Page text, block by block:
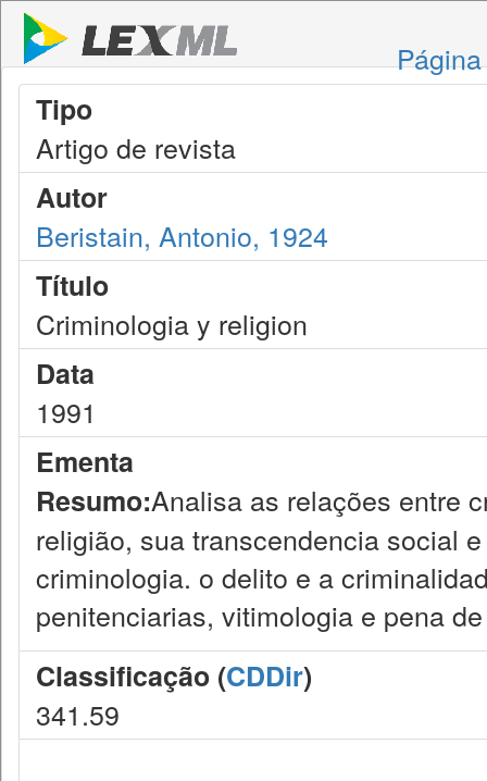
Tipo
Artigo de revista
Autor
Beristain, Antonio, 1924
Título
Criminologia y religion
Data
1991
Ementa
Resumo:Analisa as relações entre
religião, sua transcendencia social
criminologia. o delito e a
penitenciarias, vitimologia e pena
Classificação (CDDir)
341.59